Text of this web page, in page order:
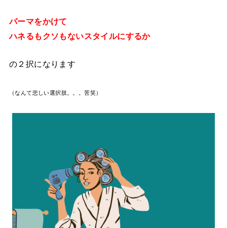
パーマをかけて
ハネるもクソもないスタイルにするか
の２択になります
（なんて悲しい選択肢。。。苦笑）